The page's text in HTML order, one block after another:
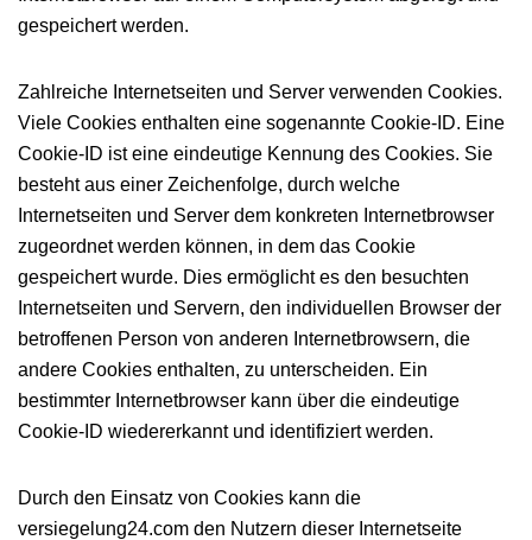
gespeichert werden.
Zahlreiche Internetseiten und Server verwenden Cookies.
Viele Cookies enthalten eine sogenannte Cookie-ID. Eine
Cookie-ID ist eine eindeutige Kennung des Cookies. Sie
besteht aus einer Zeichenfolge, durch welche
Internetseiten und Server dem konkreten Internetbrowser
zugeordnet werden können, in dem das Cookie
gespeichert wurde. Dies ermöglicht es den besuchten
Internetseiten und Servern, den individuellen Browser der
betroffenen Person von anderen Internetbrowsern, die
andere Cookies enthalten, zu unterscheiden. Ein
bestimmter Internetbrowser kann über die eindeutige
Cookie-ID wiedererkannt und identifiziert werden.
Durch den Einsatz von Cookies kann die
versiegelung24.com den Nutzern dieser Internetseite